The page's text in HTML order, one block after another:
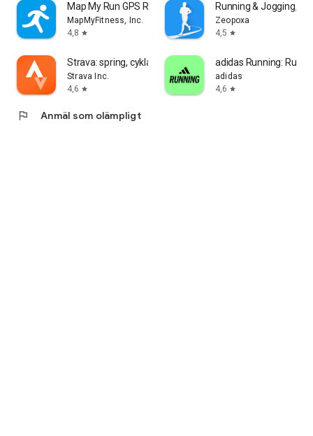
Map My Run GPS Running Tracker
MapMyFitness, Inc.
4,8 star
Running & Jogging,
Zeopoxa
4,5 star
Strava: spring, cykla, vandra
Strava Inc.
4,6 star
adidas Running: Run
adidas
4,6 star
flag Anmäl som olämpligt